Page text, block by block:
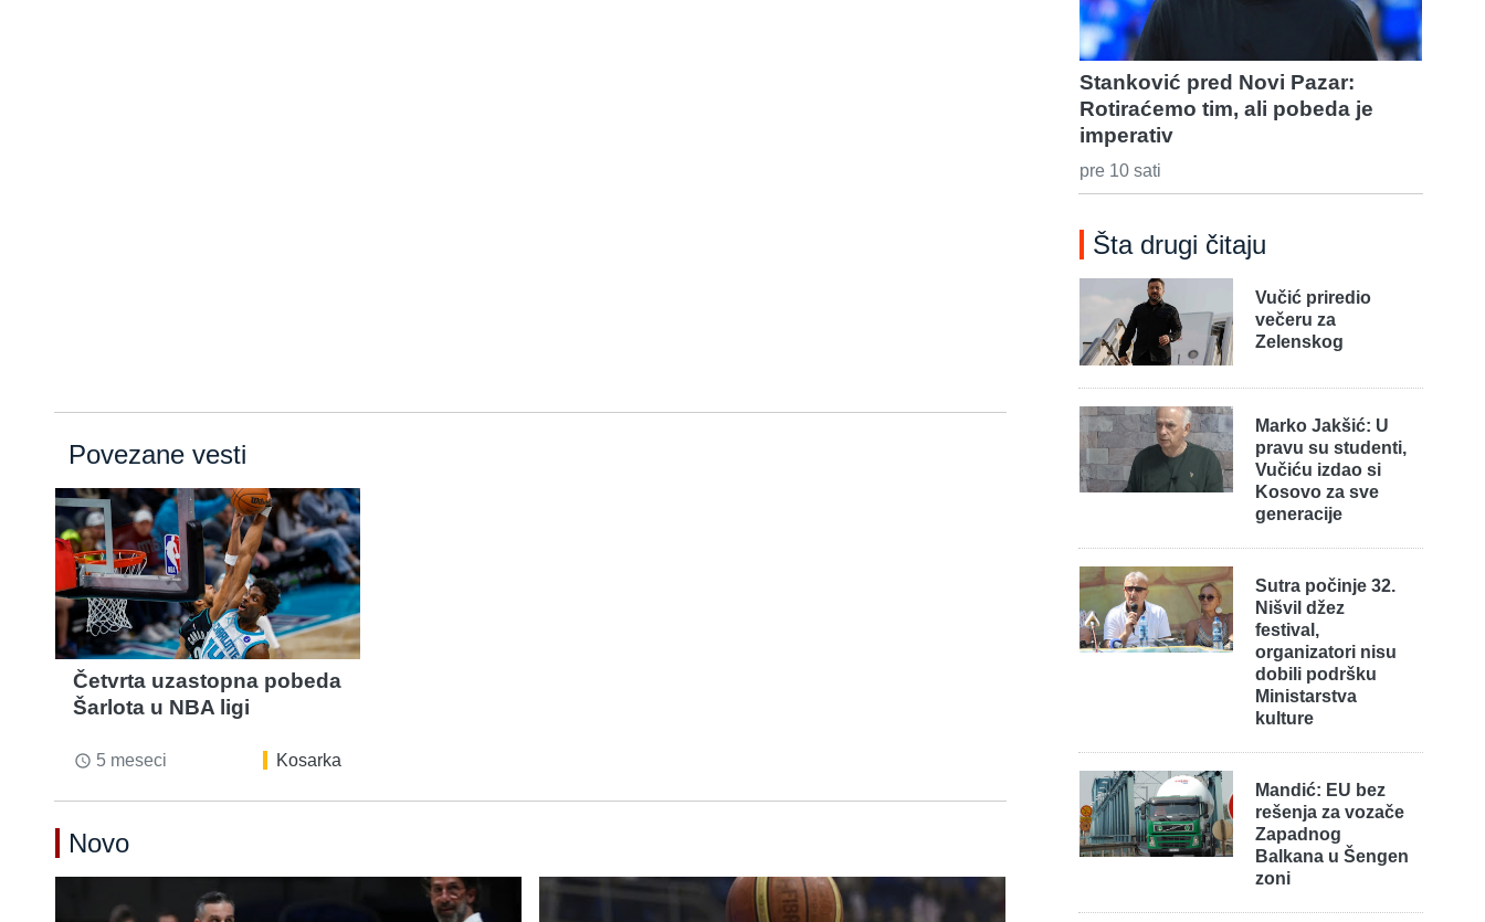
Povezane vesti
Četvrta uzastopna pobeda
Šarlota u NBA ligi
access_time 5 meseci Kosarka
Novo
Stanković pred Novi Pazar:
Rotiraćemo tim, ali pobeda je
imperativ
pre 10 sati
Šta drugi čitaju
Vučić priredio
večeru za
Zelenskog
Marko Jakšić: U
pravu su studenti,
Vučiću izdao si
Kosovo za sve
generacije
Sutra počinje 32.
Nišvil džez
festival,
organizatori nisu
dobili podršku
Ministarstva
kulture
Mandić: EU bez
rešenja za vozače
Zapadnog
Balkana u Šengen
zoni